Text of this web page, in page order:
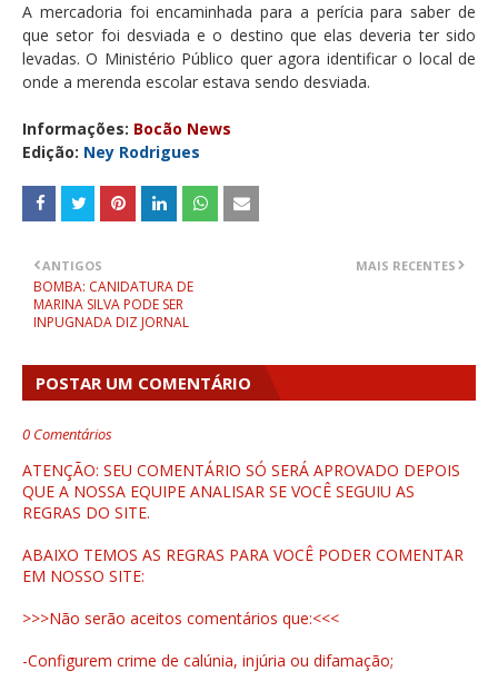
A mercadoria foi encaminhada para a perícia para saber de
que setor foi desviada e o destino que elas deveria ter sido
levadas. O Ministério Público quer agora identificar o local de
onde a merenda escolar estava sendo desviada.
Informações: Bocão News
Edição: Ney Rodrigues
MAIS RECENTES
ANTIGOS
BOMBA: CANIDATURA DE
MARINA SILVA PODE SER
INPUGNADA DIZ JORNAL
POSTAR UM COMENTÁRIO
0 Comentários
ATENÇÃO: SEU COMENTÁRIO SÓ SERÁ APROVADO DEPOIS
QUE A NOSSA EQUIPE ANALISAR SE VOCÊ SEGUIU AS
REGRAS DO SITE.
ABAIXO TEMOS AS REGRAS PARA VOCÊ PODER COMENTAR
EM NOSSO SITE:
>>>Não serão aceitos comentários que:<<<
-Configurem crime de calúnia, injúria ou difamação;